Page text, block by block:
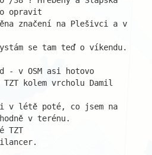
opravit
- v OSM asi hotovo
v terénu.